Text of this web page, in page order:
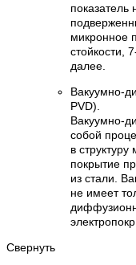
показатель
микронное
стойкости,
далее.
Вакуумно-
PVD).
Вакуумно-
собой
в
покрытие
из стали.
не имеет
Свернуть